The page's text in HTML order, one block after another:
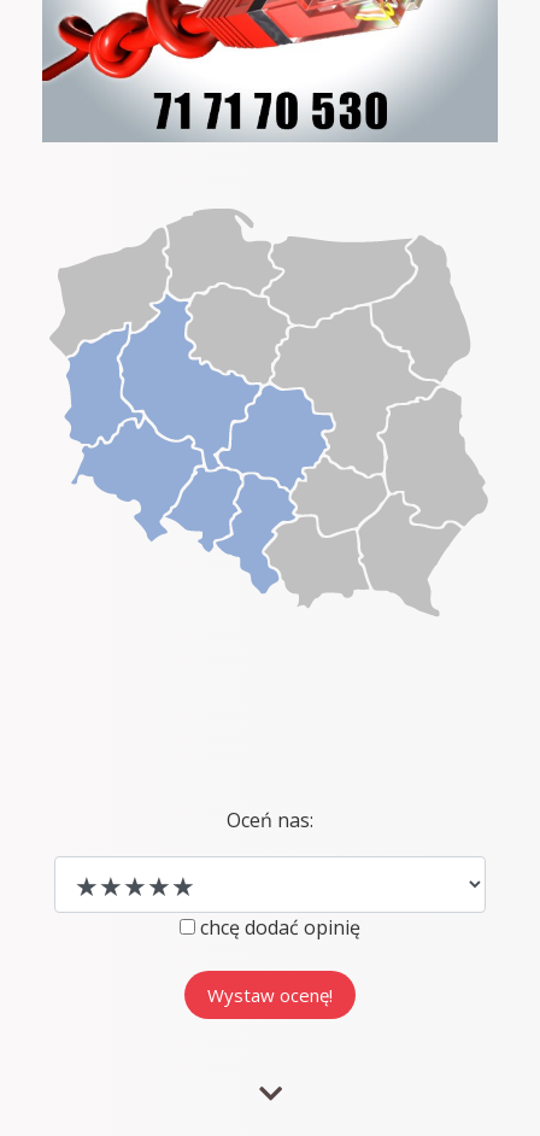
Oceń nas:
chcę dodać opinię